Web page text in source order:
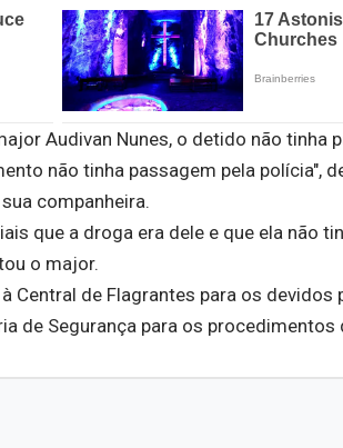
Audivan Nunes, o detido não tinha
não tinha passagem pela polícia",
companheira.
que a droga era dele e que ela não
o major.
Central de Flagrantes para os devidos
de Segurança para os procedimentos